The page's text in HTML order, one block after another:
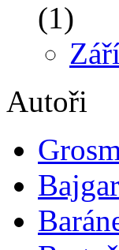
(1)
Autoři